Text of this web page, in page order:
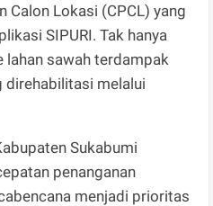
Calon Lokasi (CPCL) yang
SIPURI. Tak hanya
lahan sawah terdampak
direhabilitasi melalui
Sukabumi
penanganan
menjadi prioritas